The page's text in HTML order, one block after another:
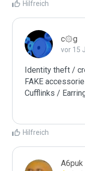
Hilfreich
c۞g
vor 15
Identity theft /
FAKE
Cufflinks /
Hilfreich
A6puk